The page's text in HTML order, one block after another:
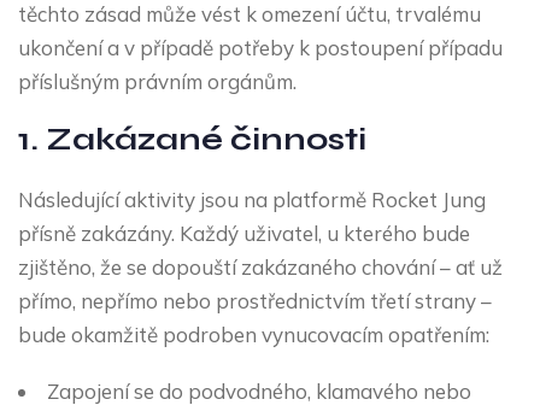
těchto zásad může vést k omezení účtu, trvalému
ukončení a v případě potřeby k postoupení případu
příslušným právním orgánům.
1. Zakázané činnosti
Následující aktivity jsou na platformě Rocket Jung
přísně zakázány. Každý uživatel, u kterého bude
zjištěno, že se dopouští zakázaného chování – ať už
přímo, nepřímo nebo prostřednictvím třetí strany –
bude okamžitě podroben vynucovacím opatřením:
Zapojení se do podvodného, klamavého nebo